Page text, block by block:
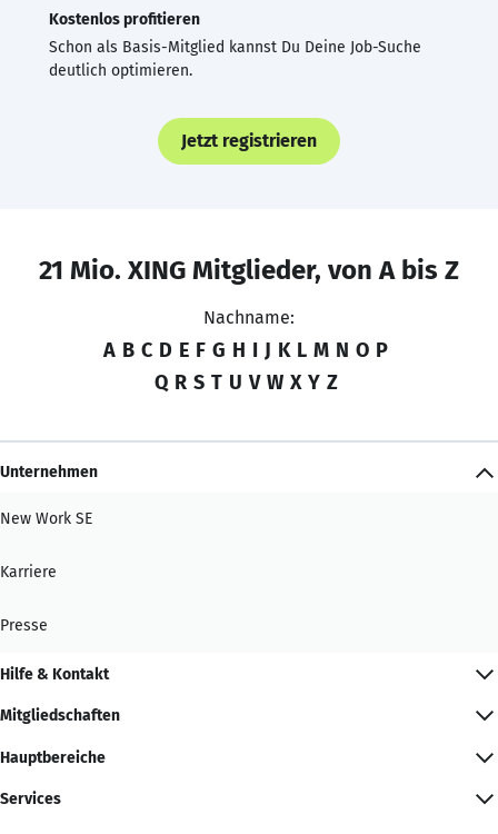
Kostenlos profitieren
Schon als Basis-Mitglied kannst Du Deine Job-Suche
deutlich optimieren.
Jetzt registrieren
21 Mio. XING Mitglieder, von A bis Z
Nachname:
A B C D E F G H I J K L M N O P
Q R S T U V W X Y Z
Unternehmen
New Work SE
Karriere
Presse
Hilfe & Kontakt
Mitgliedschaften
Hauptbereiche
Services